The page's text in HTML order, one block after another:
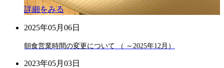
詳細をみる
2025年05月06日
朝食営業時間の変更について （ ～2025年12月）
2023年05月03日